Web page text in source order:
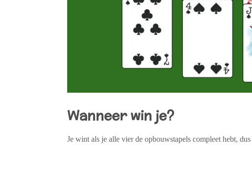
Wanneer win je?
Je wint als je alle vier de opbouwstapels compleet hebt, dus